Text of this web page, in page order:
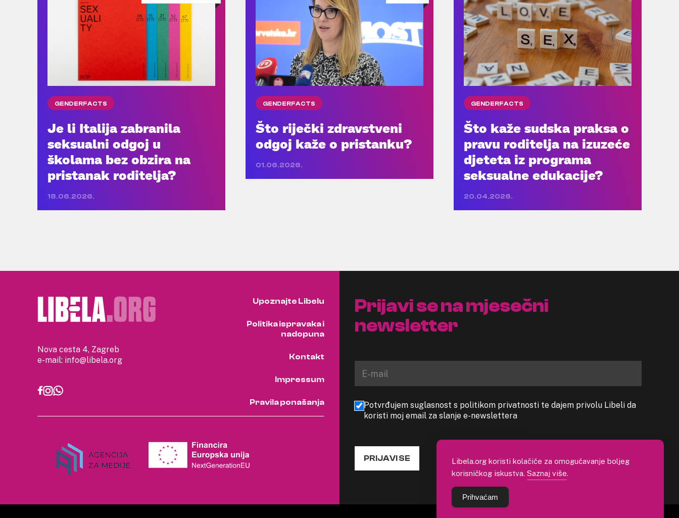
GENDERFACTS
Je li Italija zabranila
seksualni odgoj u
školama bez obzira na
pristanak roditelja?
18.06.2026.
GENDERFACTS
Što riječki zdravstveni
odgoj kaže o pristanku?
01.06.2026.
GENDERFACTS
Što kaže sudska praksa o
pravu roditelja na izuzeće
djeteta iz programa
seksualne edukacije?
20.04.2026.
Nova cesta 4, Zagreb
e-mail: info@libela.org
Upoznajte Libelu
Politika ispravaka i
nadopuna
Kontakt
Impressum
Pravila ponašanja
Prijavi se na mjesečni
newsletter
Potvrđujem suglasnost s politikom privatnosti te dajem privolu Libeli da
koristi moj email za slanje e-newslettera
PRIJAVI SE
Libela.org koristi kolačiće za omogućavanje boljeg
korisničkog iskustva. Saznaj više.
Prihvaćam